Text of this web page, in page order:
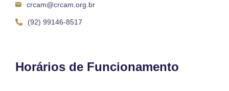
crcam@crcam.org.br
(92) 99146-8517
Horários de Funcionamento